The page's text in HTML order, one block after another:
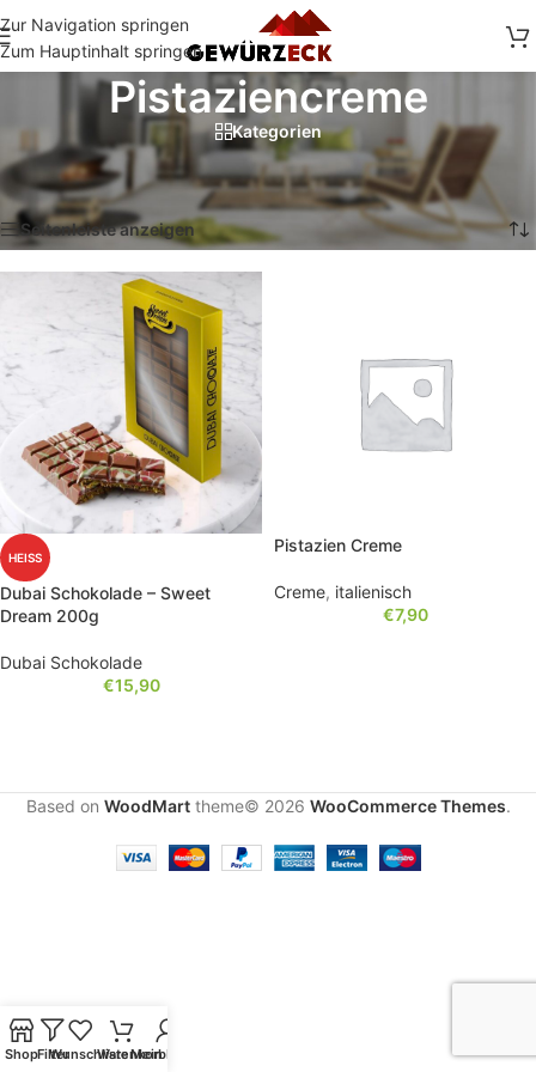
Zur Navigation springen
Zum Hauptinhalt springen
Pistaziencreme
Kategorien
Start/Shop
Produkte verschlagwortet mit „Pistaziencreme“
Alle 2 Ergebnisse werden angezeigt
Seitenleiste anzeigen
HEISS
Dubai Schokolade – Sweet
Dream 200g
Dubai Schokolade
€15,90
Pistazien Creme
Creme, italienisch
€7,90
Based on WoodMarttheme© 2026 WooCommerce Themes.
ShopFilter
WunschlisteWarenkorbMein Konto